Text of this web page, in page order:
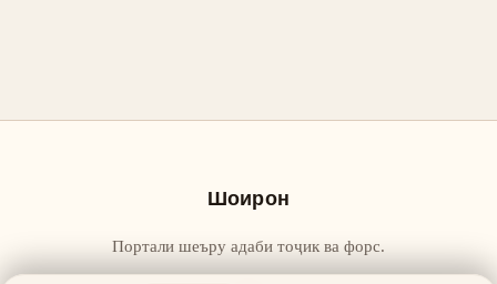
Шоирон
Портали шеъру адаби тоҷик ва форс.